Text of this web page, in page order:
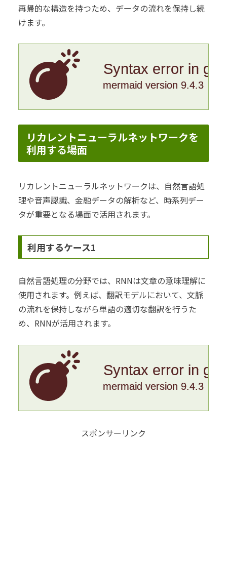
再帰的な構造を持つため、データの流れを保持し続
けます。
Syntax error in
mermaid version 9.4.3
リカレントニューラルネットワークを
利用する場面
リカレントニューラルネットワークは、自然言語処
理や音声認識、金融データの解析など、時系列デー
タが重要となる場面で活用されます。
利用するケース1
自然言語処理の分野では、RNNは文章の意味理解に
使用されます。例えば、翻訳モデルにおいて、文脈
の流れを保持しながら単語の適切な翻訳を行うた
め、RNNが活用されます。
Syntax error in
mermaid version 9.4.3
スポンサーリンク